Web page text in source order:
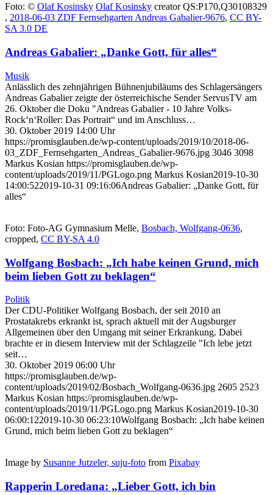
Foto: © Olaf Kosinsky Olaf Kosinsky creator QS:P170,Q30108329
, 2018-06-03 ZDF Fernsehgarten Andreas Gabalier-9676, CC BY-
SA 3.0 DE
Andreas Gabalier: „Danke Gott, für alles“
Musik
Anlässlich des zehnjährigen Bühnenjubiläums des Schlagersängers
Andreas Gabalier zeigte der österreichische Sender ServusTV am
26. Oktober die Doku "Andreas Gabalier - 10 Jahre Volks-
Rock‘n‘Roller: Das Portrait“ und im Anschluss…
30. Oktober 2019 14:00 Uhr
https://promisglauben.de/wp-content/uploads/2019/10/2018-06-
03_ZDF_Fernsehgarten_Andreas_Gabalier-9676.jpg 3046 3098
Markus Kosian https://promisglauben.de/wp-
content/uploads/2019/11/PGLogo.png Markus Kosian2019-10-30
14:00:522019-10-31 09:16:06Andreas Gabalier: „Danke Gott, für
alles“
Foto: Foto-AG Gymnasium Melle, Bosbach, Wolfgang-0636,
cropped, CC BY-SA 4.0
Wolfgang Bosbach: „Ich habe keinen Grund, mich
beim lieben Gott zu beklagen“
Politik
Der CDU-Politiker Wolfgang Bosbach, der seit 2010 an
Prostatakrebs erkrankt ist, sprach aktuell mit der Augsburger
Allgemeinen über den Umgang mit seiner Erkrankung. Dabei
brachte er in diesem Interview mit der Schlagzeile "Ich lebe jetzt
seit…
30. Oktober 2019 06:00 Uhr
https://promisglauben.de/wp-
content/uploads/2019/02/Bosbach_Wolfgang-0636.jpg 2605 2523
Markus Kosian https://promisglauben.de/wp-
content/uploads/2019/11/PGLogo.png Markus Kosian2019-10-30
06:00:122019-10-30 06:23:10Wolfgang Bosbach: „Ich habe keinen
Grund, mich beim lieben Gott zu beklagen“
Image by Susanne Jutzeler, suju-foto from Pixabay
Rapperin Loredana: „Lieber Gott, ich bin